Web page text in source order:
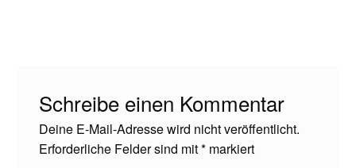
Schreibe einen Kommentar
Deine E-Mail-Adresse wird nicht veröffentlicht.
Erforderliche Felder sind mit*markiert